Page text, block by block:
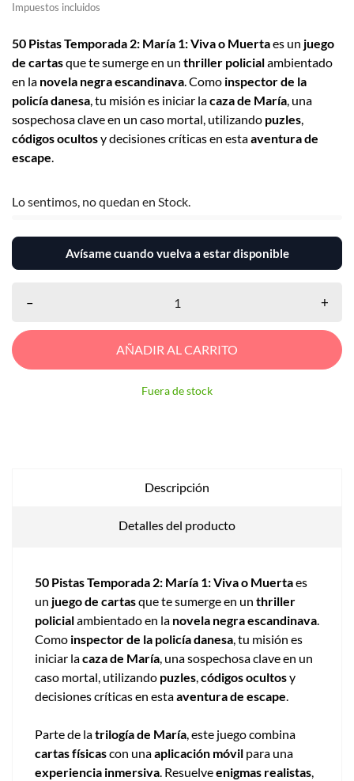
Impuestos incluidos
50 Pistas Temporada 2: María 1: Viva o Muertaes un juego
de cartasque te sumerge en un thriller policialambientado
en la novela negra escandinava. Como inspector de la
policía danesa, tu misión es iniciar lacaza de María, una
sospechosa clave en un caso mortal, utilizando puzles,
códigos ocultosy decisiones críticas en estaaventura de
escape.
Lo sentimos, no quedan en Stock.
Avísame cuando vuelva a estar disponible
– +
AÑADIR AL CARRITO
Fuera de stock
Descripción
Detalles del producto
50 Pistas Temporada 2: María 1: Viva o Muertaes
un juego de cartasque te sumerge en un thriller
policialambientado en la novela negra escandinava.
Como inspector de la policía danesa, tu misión es
iniciar lacaza de María, una sospechosa clave en un
caso mortal, utilizando puzles,códigos ocultosy
decisiones críticas en estaaventura de escape.
Parte de latrilogía de María, este juego combina
cartas físicascon unaaplicación móvil para una
experiencia inmersiva. Resuelveenigmas realistas,